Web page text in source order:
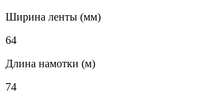
Ширина ленты (мм)
64
Длина намотки (м)
74